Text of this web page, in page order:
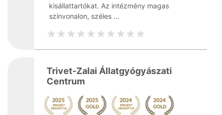
kisállattartókat. Az intézmény magas
színvonalon, széles ...
Trivet-Zalai Állatgyógyászati
Centrum